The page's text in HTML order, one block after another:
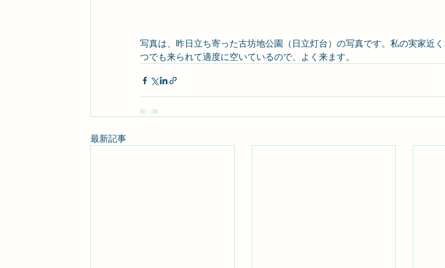
写真は、昨日立ち寄った古坊地公園（日立灯台）の写真です。私の実家近
つでも来られて適度に空いているので、よく来ます。
最新記事